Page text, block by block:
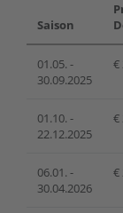
Saison
01.05. -
30.09.2025
€
01.10. -
22.12.2025
€
06.01. -
30.04.2026
€